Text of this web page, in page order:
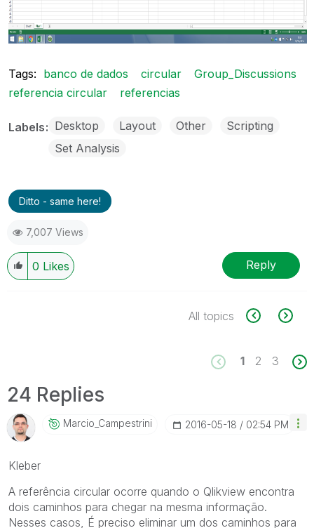
Tags: banco de dados circular
Group_Discussions
referencia circular
referencias
Labels Desktop Layout Other
Scripting
Set Analysis
Ditto - same here!
7,007 Views
0 Likes Reply
All topics
1 2 3
24 Replies
Marcio_CampestrIni ‎2016-05-18 02:54 PM
Kleber
A referência circular ocorre quando o Qlikview encontra
dois caminhos para chegar na mesma informação.
Nesses casos, É preciso eliminar um dos caminhos para